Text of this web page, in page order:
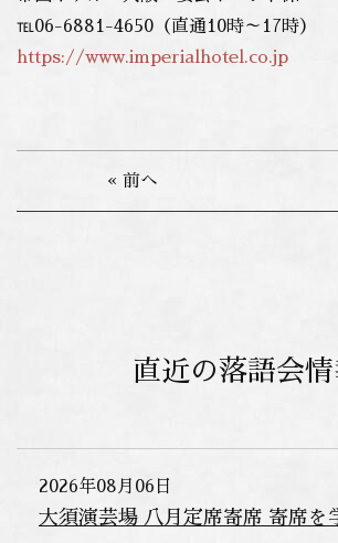
℡06-6881-4650（直通10時～17時）
https://www.imperialhotel.co.jp
« 前へ
直近の落語会
2026年08月06日
大須演芸場 八月定席寄席 寄席を